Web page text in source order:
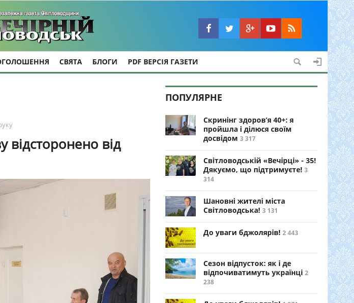
СВЯТА БЛОГИ PDF ВЕРСІЯ ГАЗЕТИ
відсторонено від
ПОПУЛЯРНЕ
Скринінг здоров’я 40+: я
пройшла і ділюся своїм
досвідом 3 317
Світловодській «Вечірці» - 35!
Дякуємо, що підтримуєте! 3
314
Шановні жителі міста
Світловодська! 3 131
До уваги бджолярів! 2 443
Сезон відпусток: як і де
відпочиватимуть українці 2
238